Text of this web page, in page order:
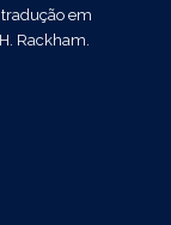
em
Rackham.